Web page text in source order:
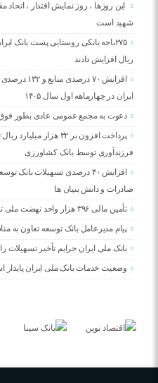
این روزها ، روز نمایش اقتدار ،
شهید است
ریال افزایش دادند
افزایش ۷۰
ایران در چهارماهه اول سال ۱۴۰۵
دعوت به مجمع عمومی عادی بطور فوق
پرداخت افزون بر ۳۲
فرزندآوری توسط بانک کشاورزی
افزایش ۴۰ درصدی تسهیلات
صادرات و دانش بنیان ها
تأمین مالی ۳۹۶ هزار واحد نهضت ملی توسط بانک مسکن
پیام مدیرعامل بانک توسعه تعاون به مناسبت ۱۵ مرداد، سالروز
بانک ملی ایران جرایم تأخیر تسهیلات
وضعیت خدمات بانک ملی ایران پایدار